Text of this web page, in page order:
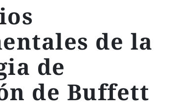
de la
de
de Buffett